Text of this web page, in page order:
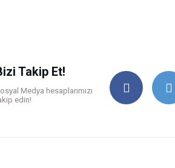
Takip Et!
Medya hesaplarımızı
edin!